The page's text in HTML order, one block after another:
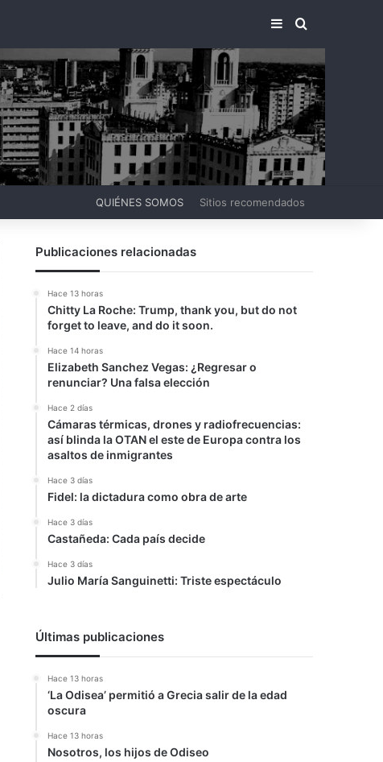
BARRA LATERAL
BUSCAR
QUIÉNES SOMOS Sitios recomendados
Publicaciones relacionadas
Hace 13 horas
Chitty La Roche: Trump, thank you, but do not
forget to leave, and do it soon.
Hace 14 horas
Elizabeth Sanchez Vegas: ¿Regresar o
renunciar? Una falsa elección
Hace 2 días
Cámaras térmicas, drones y radiofrecuencias:
así blinda la OTAN el este de Europa contra los
asaltos de inmigrantes
Hace 3 días
Fidel: la dictadura como obra de arte
Hace 3 días
Castañeda: Cada país decide
Hace 3 días
Julio María Sanguinetti: Triste espectáculo
Últimas publicaciones
Hace 13 horas
‘La Odisea’ permitió a Grecia salir de la edad
oscura
Hace 13 horas
Nosotros, los hijos de Odiseo